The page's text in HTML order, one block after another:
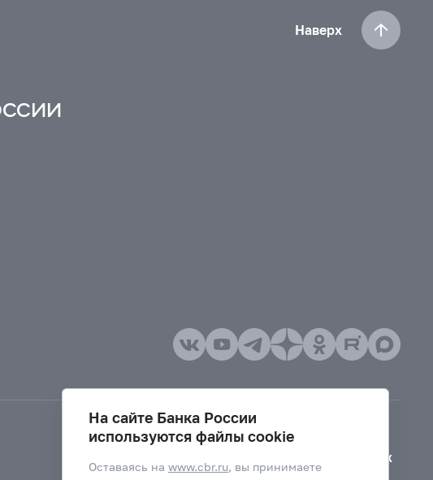
Наверх
Версия для слабовидящих
На сайте Банка России
используются файлы cookie
Оставаясь наwww.cbr.ru, вы принимаете